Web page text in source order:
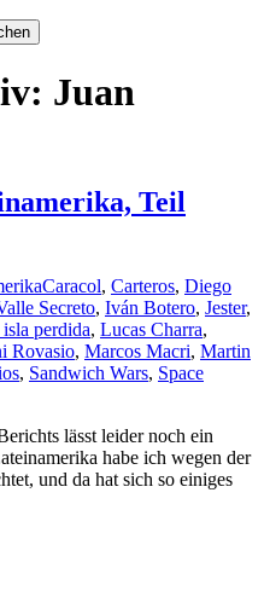
Juan
Teil
Caracol, Carteros, Diego
Secreto, Iván Botero, Jester,
perdida, Lucas Charra,
Rovasio, Marcos Macri, Martin
, Sandwich Wars, Space
lässt leider noch ein
habe ich wegen der
und da hat sich so einiges